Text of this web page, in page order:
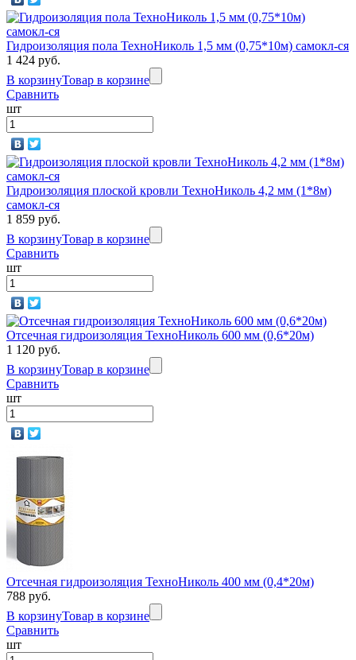
Гидроизоляция пола ТехноНиколь 1,5 мм (0,75*10м) самокл-ся
1 424 руб.
В корзинуТовар в корзине
Сравнить
шт
Гидроизоляция плоской кровли ТехноНиколь 4,2 мм (1*8м)
самокл-ся
1 859 руб.
В корзинуТовар в корзине
Сравнить
шт
Отсечная гидроизоляция ТехноНиколь 600 мм (0,6*20м)
1 120 руб.
В корзинуТовар в корзине
Сравнить
шт
Отсечная гидроизоляция ТехноНиколь 400 мм (0,4*20м)
788 руб.
В корзинуТовар в корзине
Сравнить
шт